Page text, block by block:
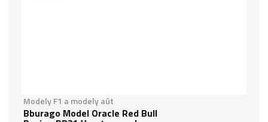
Modely F1 a modely aút
Bburago Model Oracle Red Bull